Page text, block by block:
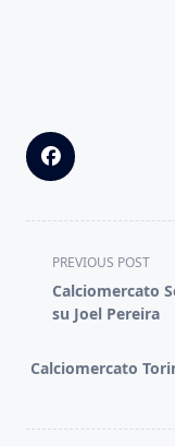
<span
class="nav-
subtitle
reader-
PREVIOUS POST
Calciomercato
su Joel Pereira
Calciomercato